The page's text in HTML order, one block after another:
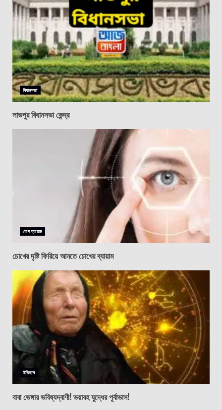
বিধানসভা
লাভপুর বিধানসভা কেন্দ্র
যোগ ব্যায়াম
চোখের দৃষ্টি ফিরিয়ে আনতে চোখের ব্যায়াম
ইতিহাস
বাবা ভেঙ্গার ভবিষ্যদ্বাণী! ভয়াবহ যুদ্ধের পূর্বাভাস!